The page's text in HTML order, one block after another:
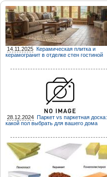
14.11.2025 Керамическая плитка и
керамогранит в отделке стен гостиной
28.12.2024 Паркет vs паркетная доска:
какой пол выбрать для вашего дома